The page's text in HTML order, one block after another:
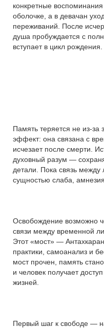
конкретные
оболочке, а в девачан
переживаний. После
душа пробуждается с
вступает в цикл рождения.
Память теряется не из-за
эффект: она связана с
исчезает после смерти.
духовный разум —
детали. Пока связь
сущностью слаба,
Освобождение возможно
связи между временной
Этот «мост» —
практики, самоанализ и
мост прочен, память
и человек получает
жизней.
Первый шаг к свободе —